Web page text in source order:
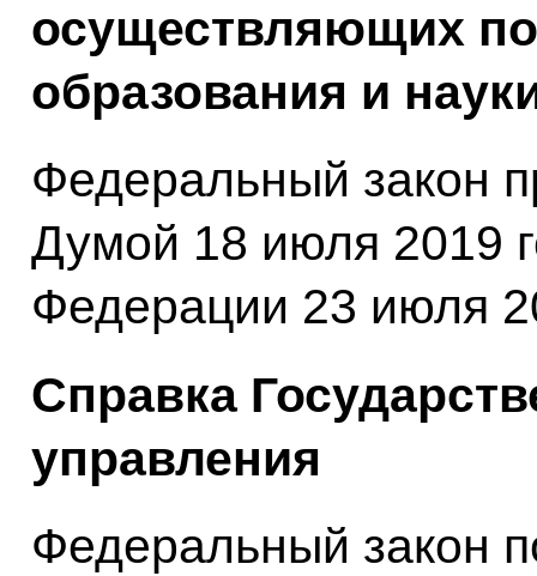
осуществляющих
образования и
Федеральный закон
Думой 18 июля 2019
Федерации 23 июля
Справка
управления
Федеральный закон